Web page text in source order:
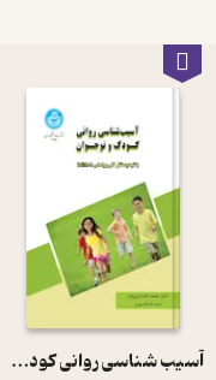
آسیب شناسی روانی کودک و نوجوان با تجدید نظر کلی براساس DSM 5